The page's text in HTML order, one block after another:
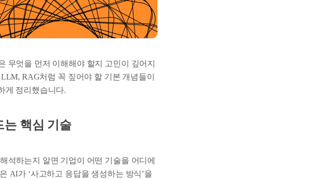
무엇을 먼저 이해해야 할지 고민이 깊어지
RAG처럼 꼭 짚어야 할 기본 개념들이
게 정리했습니다.
는 핵심 기술
석하는지 알면 기업이 어떤 기술을 어디에
AI가 ‘사고하고 응답을 생성하는 방식’을